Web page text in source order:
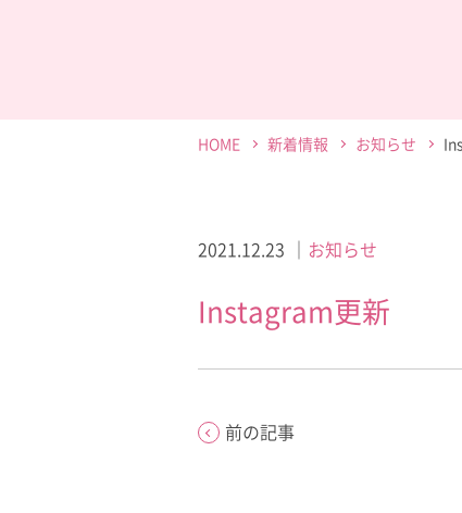
HOME 新着情報 お知らせ
2021.12.23 お知らせ
Instagram更新
前の記事